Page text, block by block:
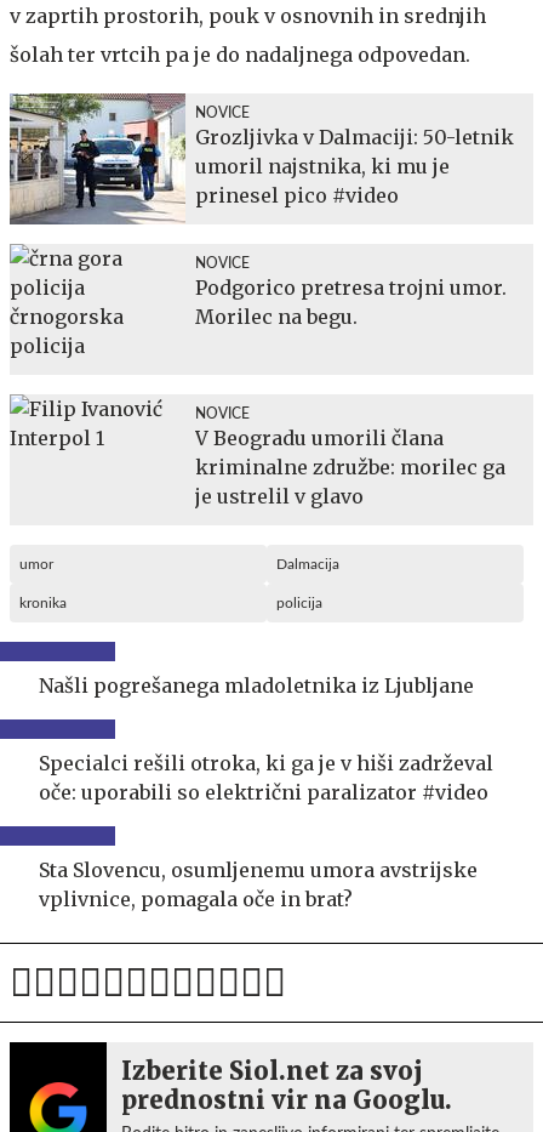
v zaprtih prostorih, pouk v osnovnih in srednjih
šolah ter vrtcih pa je do nadaljnega odpovedan.
NOVICE
Grozljivka v Dalmaciji: 50-letnik
umoril najstnika, ki mu je
prinesel pico #video
NOVICE
Podgorico pretresa trojni umor.
Morilec na begu.
NOVICE
V Beogradu umorili člana
kriminalne združbe: morilec ga
je ustrelil v glavo
umor Dalmacija
kronika policija
Našli pogrešanega mladoletnika iz Ljubljane
Specialci rešili otroka, ki ga je v hiši zadrževal
oče: uporabili so električni paralizator #video
Sta Slovencu, osumljenemu umora avstrijske
vplivnice, pomagala oče in brat?
Izberite Siol.net za svoj
prednostni vir na Googlu.